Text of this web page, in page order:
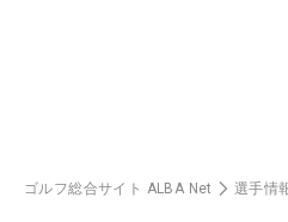
ゴルフ総合サイト ALBA Net 選手情